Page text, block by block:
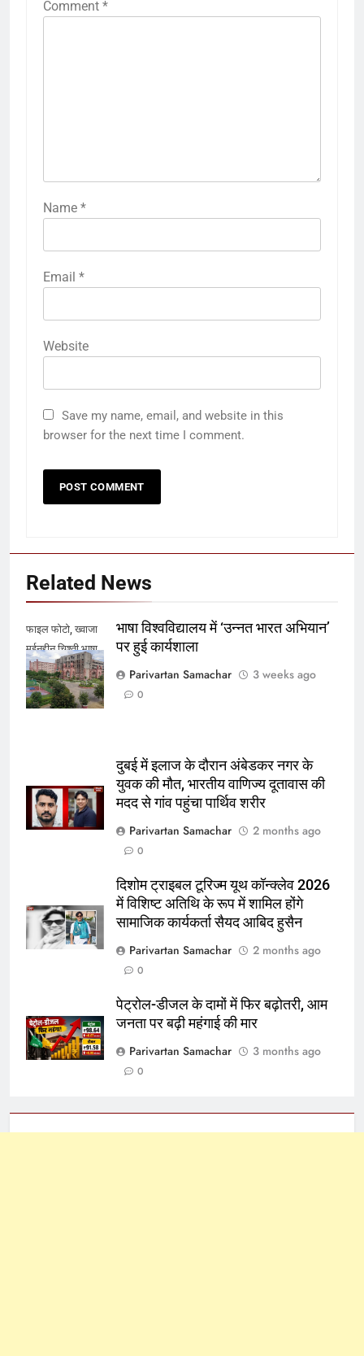
Comment *
Name *
Email *
Website
Save my name, email, and website in this
browser for the next time I comment.
Related News
फाइल फोटो, ख्वाजा
मुईनुद्दीन चिश्ती भाषा
विवि
भाषा विश्वविद्यालय में ‘उन्नत भारत अभियान’
पर हुई कार्यशाला
Parivartan Samachar
3 weeks ago
0
दुबई में इलाज के दौरान अंबेडकर नगर के
युवक की मौत, भारतीय वाणिज्य दूतावास की
मदद से गांव पहुंचा पार्थिव शरीर
Parivartan Samachar
2 months ago
0
दिशोम ट्राइबल टूरिज्म यूथ कॉन्क्लेव 2026
में विशिष्ट अतिथि के रूप में शामिल होंगे
सामाजिक कार्यकर्ता सैयद आबिद हुसैन
Parivartan Samachar
2 months ago
0
पेट्रोल-डीजल के दामों में फिर बढ़ोतरी, आम
जनता पर बढ़ी महंगाई की मार
Parivartan Samachar
3 months ago
0